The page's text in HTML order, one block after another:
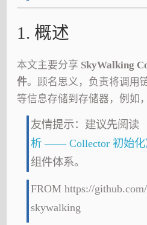
1. 概述
本文主要分享 SkyWalking
件。顾名思义，负责将调用
等信息存储到存储器，例如，
友情提示：建议先阅读
析 —— Collector 初始化
组件体系。
FROM https://
skywalking